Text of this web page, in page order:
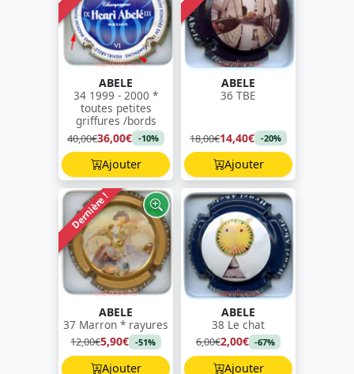
ABELE
34 1999 - 2000 *
toutes petites
griffures /bords
40,00€36,00€ -10%
Ajouter
ABELE
36 TBE
18,00€14,40€ -20%
Ajouter
Dernière !
ABELE
37 Marron * rayures
12,00€5,90€ -51%
Ajouter
ABELE
38 Le chat
6,00€2,00€ -67%
Ajouter